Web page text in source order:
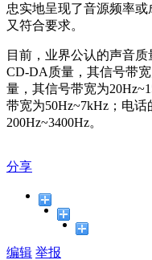
忠实地呈现了音源频率
又符合要求。
目前，业界公认的声音
CD-DA质量，其信号带
量，其信号带宽为
带宽为50Hz~7kHz；电
200Hz~3400Hz。
分享
编辑 举报